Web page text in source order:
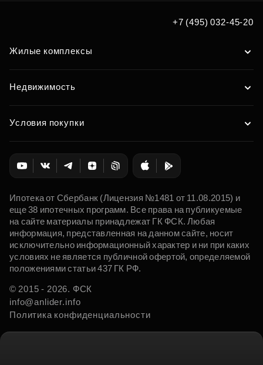
+7 (495) 032-45-20
Жилые комплексы
Недвижимость
Условия покупки
Ипотека от Сбербанк (Лицензия №1481 от 11.08.2015) и
еще 38 ипотечных программ. Все права на публикуемые
на сайте материалы принадлежат ГК ФСК. Любая
информация, представленная на данном сайте, носит
исключительно информационный характер и ни при каких
условиях не является публичной офертой, определяемой
положениями статьи 437 ГК РФ.
© 2015 - 2026. ФСК
info@anlider.info
Политика конфиденциальности